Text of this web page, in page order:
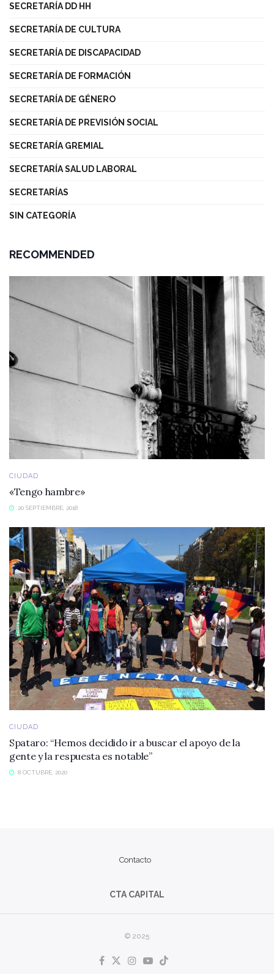
SECRETARÍA DD HH
SECRETARÍA DE CULTURA
SECRETARÍA DE DISCAPACIDAD
SECRETARÍA DE FORMACIÓN
SECRETARÍA DE GÉNERO
SECRETARÍA DE PREVISIÓN SOCIAL
SECRETARÍA GREMIAL
SECRETARÍA SALUD LABORAL
SECRETARÍAS
SIN CATEGORÍA
RECOMMENDED
CIUDAD
«Tengo hambre»
20 SEPTIEMBRE, 2018
CIUDAD
Spataro: “Hemos decidido ir a buscar el apoyo de la
gente y la respuesta es notable”
8 OCTUBRE, 2020
Contacto
CTA CAPITAL
© 2025